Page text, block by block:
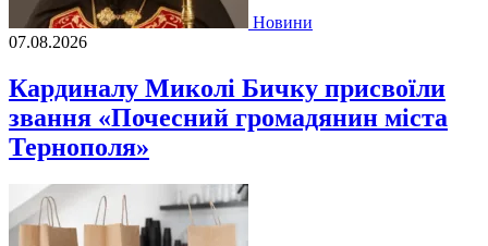
Новини
07.08.2026
Кардиналу Миколі Бичку присвоїли
звання «Почесний громадянин міста
Тернополя»